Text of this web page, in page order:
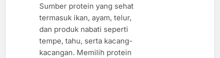
Sumber protein yang sehat
termasuk ikan, ayam, telur,
dan produk nabati seperti
tempe, tahu, serta kacang-
kacangan. Memilih protein